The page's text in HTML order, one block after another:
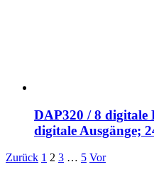
DAP320 / 8 digitale
digitale Ausgänge;
Zurück 1 2 3 … 5 Vor